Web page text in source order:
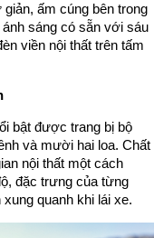
ấm cúng bên trong
sáng có sẵn với sáu
viền nội thất trên tấm
bật được trang bị bộ
và mười hai loa. Chất
nội thất một cách
đặc trưng của từng
quanh khi lái xe.